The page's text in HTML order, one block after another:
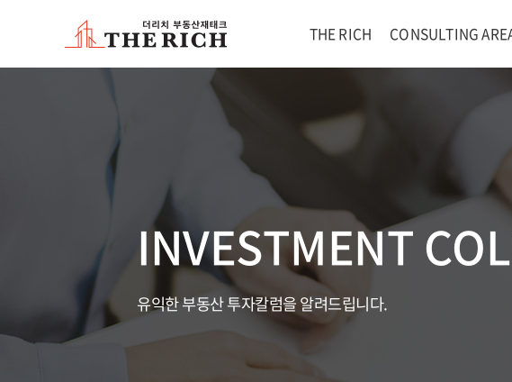
THE RICH CONSULTING
INVESTMENT
유익한 부동산 투자칼럼을 알려드립니다.